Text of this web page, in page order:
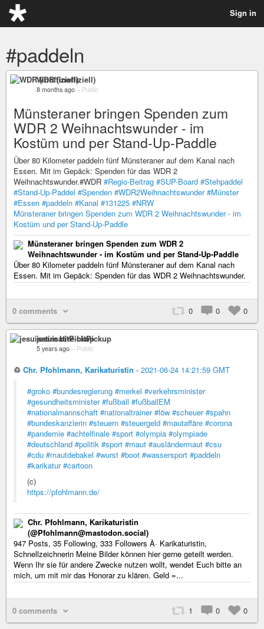
Sign in
#paddeln
WDR (inoffiziell)
8 months ago – Public
Münsteraner bringen Spenden zum
WDR 2 Weihnachtswunder - im
Kostüm und per Stand-Up-Paddle
Über 80 Kilometer paddeln fünf Münsteraner auf dem Kanal nach
Essen. Mit im Gepäck: Spenden für das WDR 2
Weihnachtswunder.#WDR #Regio-Beitrag #SUP-Board #Stehpaddel
#Stand-Up-Paddel #Spenden #WDR2Weihnachtswunder #Münster
#Essen #paddeln #Kanal #131225 #NRW
Münsteraner bringen Spenden zum WDR 2 Weihnachtswunder - im
Kostüm und per Stand-Up-Paddle
Münsteraner bringen Spenden zum WDR 2
Weihnachtswunder - im Kostüm und per Stand-Up-Paddle
Über 80 Kilometer paddeln fünf Münsteraner auf dem Kanal nach
Essen. Mit im Gepäck: Spenden für das WDR 2 Weihnachtswunder.
0 comments 0 0 0
jesuisatire bitPickup
5 years ago – Public
♲ Chr. Pfohlmann, Karikaturistin - 2021-06-24 14:21:59 GMT
#groko #bundesregierung #merkel #verkehrsminister
#gesundheitsminister #fußball #fußballEM
#nationalmannschaft #nationaltrainer #löw #scheuer #spahn
#bundeskanzlerin #steuern #steuergeld #mautaffäre #corona
#pandemie #achtelfinale #sport #olympia #olympiade
#deutschland #politik #sport #maut #ausländermaut #csu
#cdu #mautdebakel #wurst #boot #wassersport #paddeln
#karikatur #cartoon
(c)
https://pfohlmann.de/
Chr. Pfohlmann, Karikaturistin
(@Pfohlmann@mastodon.social)
947 Posts, 35 Following, 333 Followers Â· Karikaturistin,
Schnellzeichnerin Meine Bilder können hier gerne geteilt werden.
Wenn Ihr sie für andere Zwecke nutzen wollt, wendet Euch bitte an
mich, um mit mir das Honorar zu klären. Geld =...
0 comments 1 0 0